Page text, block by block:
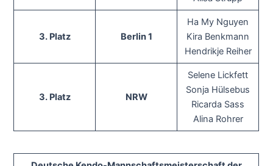
3. Platz Berlin 1
Ha My Nguyen
Kira Benkmann
Hendrikje Reiher
3. Platz NRW
Selene Lickfett
Sonja Hülsebus
Ricarda Sass
Alina Rohrer